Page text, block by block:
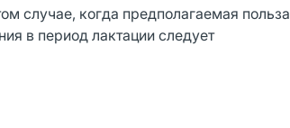
случае, когда предполагаемая польза
в период лактации следует